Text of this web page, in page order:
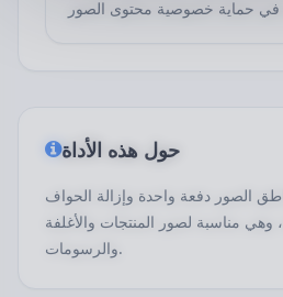
حول هذه الأداة
الصور دفعة واحدة وإزالة الحواف
وهي مناسبة لصور المنتجات والأغلفة
والرسومات.